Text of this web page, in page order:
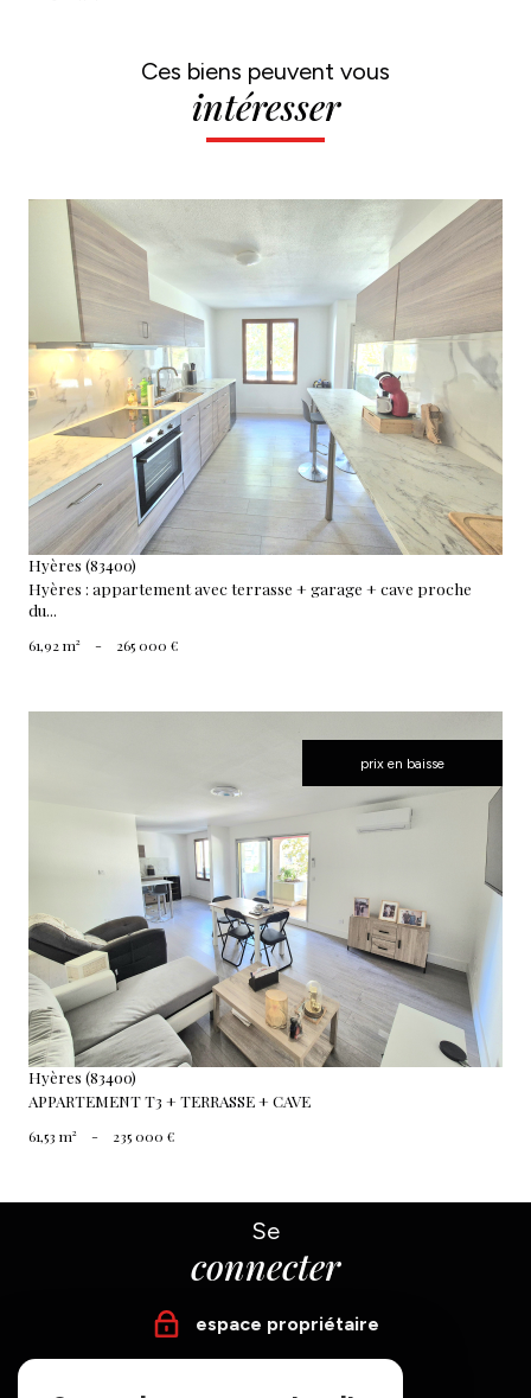
Ces biens peuvent vous
intéresser
voir le bien
Hyères (83400)
Hyères : appartement avec terrasse + garage + cave proche
du...
61,92 m² - 265 000 €
prix en baisse
voir le bien
Hyères (83400)
APPARTEMENT T3 + TERRASSE + CAVE
61,53 m² - 235 000 €
Se
connecter
espace propriétaire